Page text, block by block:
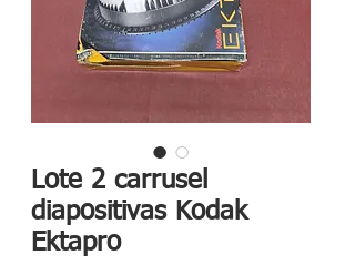
Lote 2 carrusel
diapositivas Kodak
Ektapro